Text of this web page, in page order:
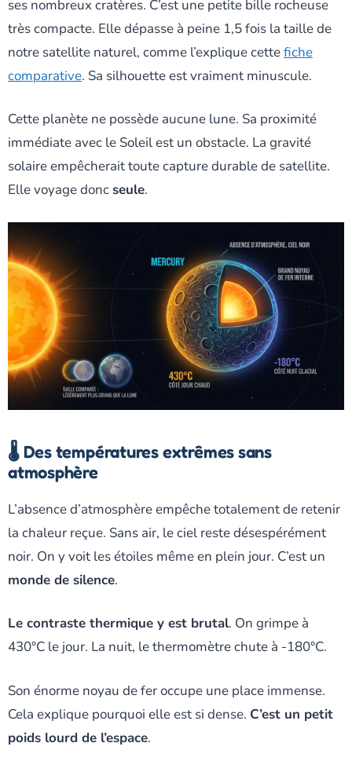
ses nombreux cratères. C’est une petite bille rocheuse
très compacte. Elle dépasse à peine 1,5 fois la taille de
notre satellite naturel, comme l’explique cettefiche
comparative. Sa silhouette est vraiment minuscule.
Cette planète ne possède aucune lune. Sa proximité
immédiate avec le Soleil est un obstacle. La gravité
solaire empêcherait toute capture durable de satellite.
Elle voyage doncseule.
🌡️ Des températures extrêmes sans
atmosphère
L’absence d’atmosphère empêche totalement de retenir
la chaleur reçue. Sans air, le ciel reste désespérément
noir. On y voit les étoiles même en plein jour. C’est un
monde de silence.
Le contraste thermique y est brutal. On grimpe à
430°C le jour. La nuit, le thermomètre chute à -180°C.
Son énorme noyau de fer occupe une place immense.
Cela explique pourquoi elle est si dense. C’est un petit
poids lourd de l’espace.